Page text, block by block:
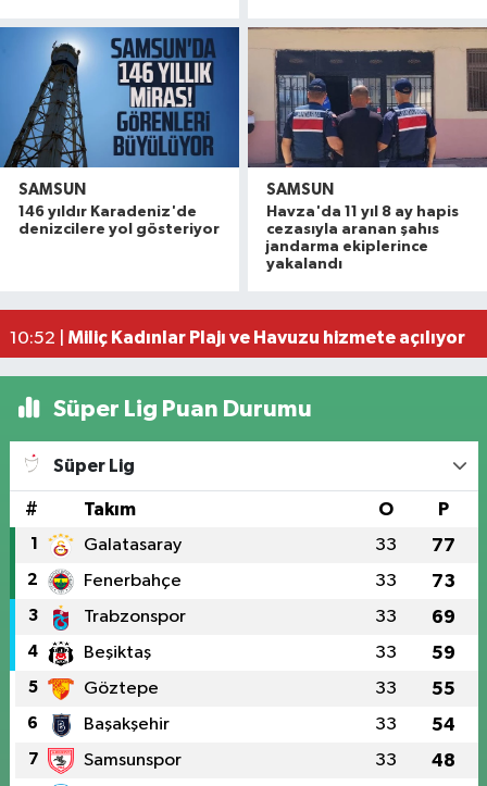
SAMSUN
146 yıldır Karadeniz'de
denizcilere yol gösteriyor
SAMSUN
Havza'da 11 yıl 8 ay hapis
cezasıyla aranan şahıs
jandarma ekiplerince
yakalandı
12:20 |Başkan Kurnaz: 'Büyüklerimiz göz
SP Samsun milletvekili Mehmet Karaman'dan
Bafra'da sanayi esnafından kan bağışına destek
10:52 | Miliç Kadınlar Plajı ve Havuzu hizmete açılıyor
Süper Lig Puan Durumu
Süper Lig
# Takım O P
1 Galatasaray 33 77
2 Fenerbahçe 33 73
3 Trabzonspor 33 69
4 Beşiktaş 33 59
5 Göztepe 33 55
6 Başakşehir 33 54
7 Samsunspor 33 48